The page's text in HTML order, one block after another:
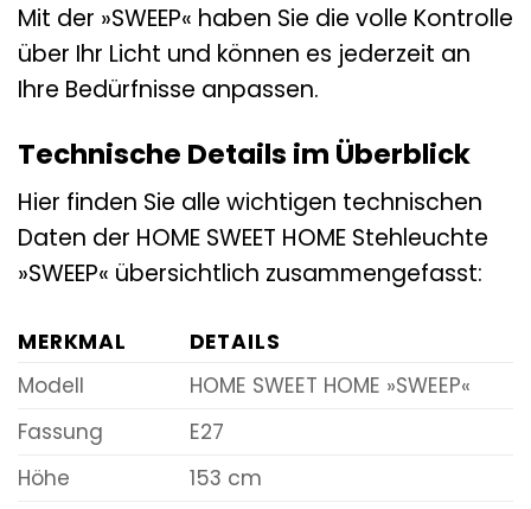
Mit der »SWEEP« haben Sie die volle Kontrolle
über Ihr Licht und können es jederzeit an
Ihre Bedürfnisse anpassen.
Technische Details im Überblick
Hier finden Sie alle wichtigen technischen
Daten der HOME SWEET HOME Stehleuchte
»SWEEP« übersichtlich zusammengefasst:
MERKMAL
DETAILS
Modell
HOME SWEET HOME »SWEEP«
Fassung
E27
Höhe
153 cm